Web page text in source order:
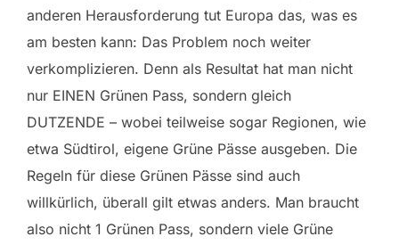
anderen Herausforderung tut Europa das, was es
am besten kann: Das Problem noch weiter
verkomplizieren. Denn als Resultat hat man nicht
nur EINEN Grünen Pass, sondern gleich
DUTZENDE – wobei teilweise sogar Regionen, wie
etwa Südtirol, eigene Grüne Pässe ausgeben. Die
Regeln für diese Grünen Pässe sind auch
willkürlich, überall gilt etwas anders. Man braucht
also nicht 1 Grünen Pass, sondern viele Grüne